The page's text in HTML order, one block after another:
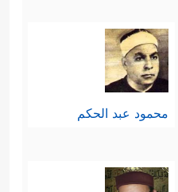
محمود عبد الحكم